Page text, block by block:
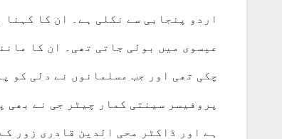
اردو پنجابی سے نکلی ہے۔ ان کا
عیسوی میں بولی جاتی تھی۔ ان کا
چکی تھی اور جب مسلمانوں نے دلی کو
پروفیسر سینتی کمار چیٹر جی نے بھی
ہے اور ڈاکٹر محی الدین قادری زور